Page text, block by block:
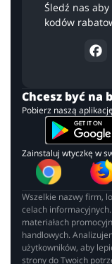
Śledź nas
kodów
Chcesz być na
Pobierz naszą
Zainstaluj wtyczkę w
Wszelkie nazwy firm,
celach
materiałach
handlowych.
użytkowników, aby
strony do Twoich